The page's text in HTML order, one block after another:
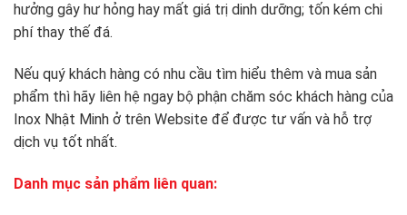
hưởng gây hư hỏng hay mất giá trị dinh dưỡng; tốn kém chi
phí thay thế đá.
Nếu quý khách hàng có nhu cầu tìm hiểu thêm và mua sản
phẩm thì hãy liên hệ ngay bộ phận chăm sóc khách hàng của
Inox Nhật Minh ở trên Website để được tư vấn và hỗ trợ
dịch vụ tốt nhất.
Danh mục sản phẩm liên quan: